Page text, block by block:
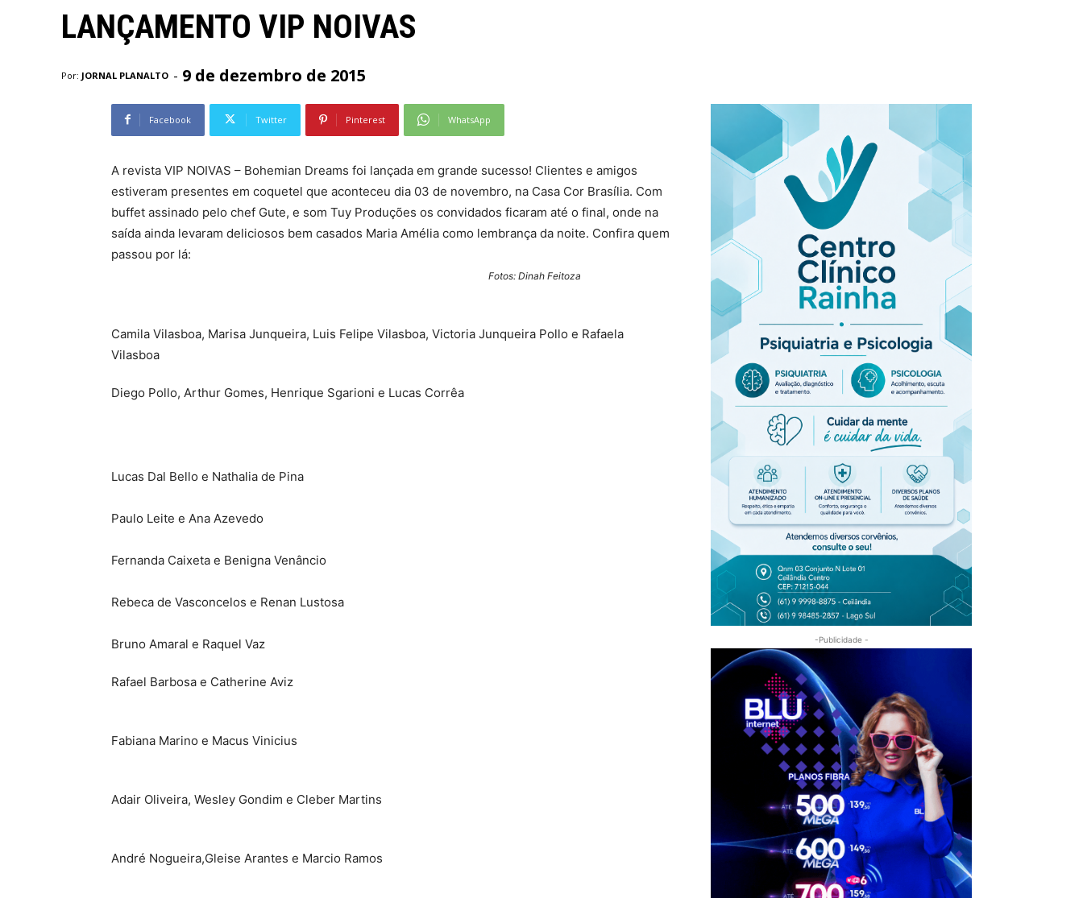
LANÇAMENTO VIP NOIVAS
Por: JORNAL PLANALTO - 9 de dezembro de 2015
Facebook Twitter Pinterest WhatsApp
A revista VIP NOIVAS – Bohemian Dreams foi lançada em grande sucesso! Clientes e amigos
estiveram presentes em coquetel que aconteceu dia 03 de novembro, na Casa Cor Brasília. Com
buffet assinado pelo chef Gute, e som Tuy Produções os convidados ficaram até o final, onde na
saída ainda levaram deliciosos bem casados Maria Amélia como lembrança da noite. Confira quem
passou por lá:
Fotos: Dinah Feitoza
Camila Vilasboa, Marisa Junqueira, Luis Felipe Vilasboa, Victoria Junqueira Pollo e Rafaela
Vilasboa
Diego Pollo, Arthur Gomes, Henrique Sgarioni e Lucas Corrêa
Lucas Dal Bello e Nathalia de Pina
Paulo Leite e Ana Azevedo
Fernanda Caixeta e Benigna Venâncio
Rebeca de Vasconcelos e Renan Lustosa
Bruno Amaral e Raquel Vaz
Rafael Barbosa e Catherine Aviz
Fabiana Marino e Macus Vinicius
Adair Oliveira, Wesley Gondim e Cleber Martins
André Nogueira,Gleise Arantes e Marcio Ramos
-Publicidade -